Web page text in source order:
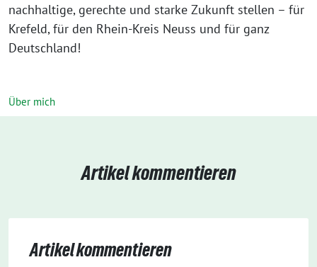
nachhaltige, gerechte und starke Zukunft stellen – für
Krefeld, für den Rhein-Kreis Neuss und für ganz
Deutschland!
Über mich
Artikel kommentieren
Artikel kommentieren